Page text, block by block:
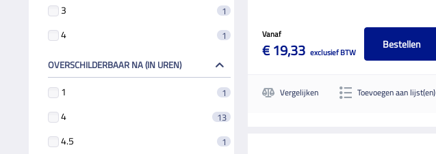
3 1
4 1
OVERSCHILDERBAAR NA (IN UREN)
1 1
4 13
4.5 1
Vanaf
€ 19,33 exclusief BTW
Bestellen
Vergelijken Toevoegen aan lijst(en)